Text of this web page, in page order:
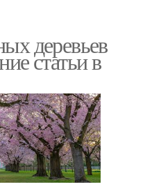
деревьев
статьи в